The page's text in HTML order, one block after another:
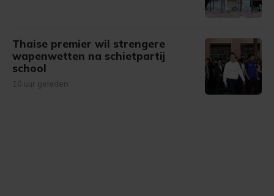
Thaise premier wil strengere
wapenwetten na schietpartij
school
10 uur geleden